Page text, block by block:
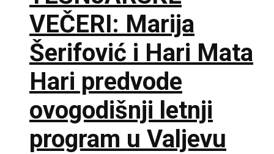
VEČERI: Marija
Šerifović i Hari Mata
Hari predvode
ovogodišnji letnji
program u Valjevu